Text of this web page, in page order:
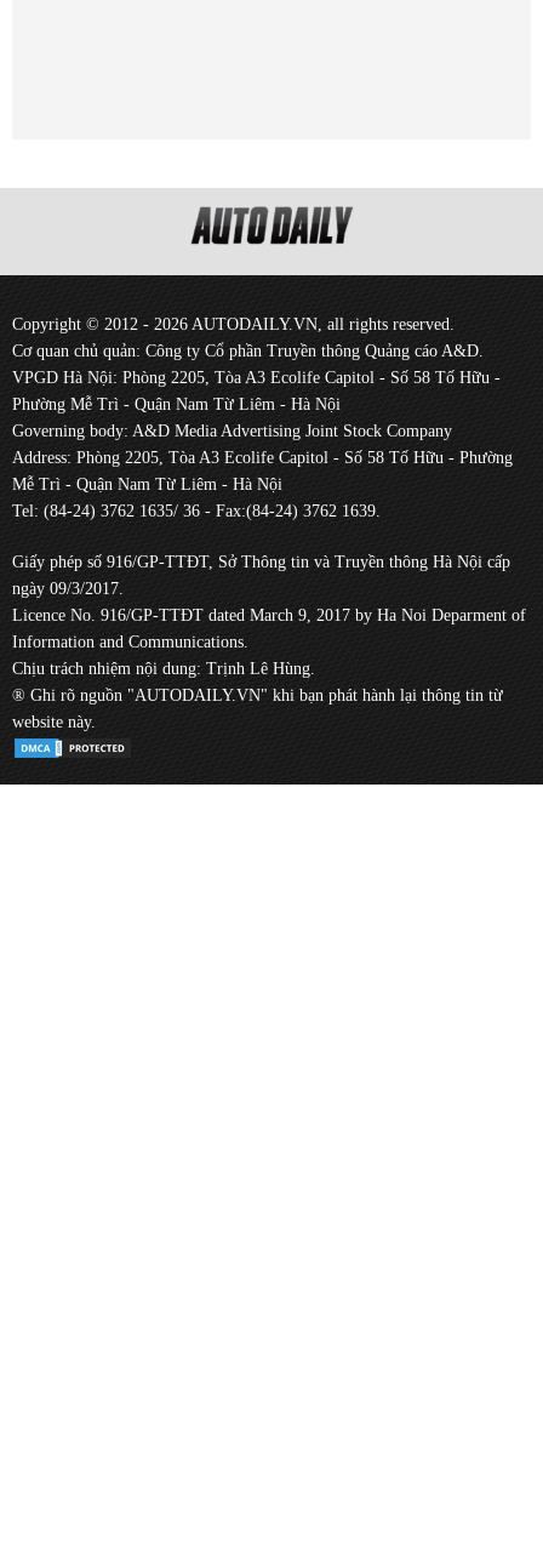
Copyright © 2012 - 2026 AUTODAILY.VN, all rights reserved.
Cơ quan chủ quản: Công ty Cổ phần Truyền thông Quảng cáo A&D.
VPGD Hà Nội: Phòng 2205, Tòa A3 Ecolife Capitol - Số 58 Tố Hữu -
Phường Mễ Trì - Quận Nam Từ Liêm - Hà Nội
Governing body: A&D Media Advertising Joint Stock Company
Address: Phòng 2205, Tòa A3 Ecolife Capitol - Số 58 Tố Hữu - Phường
Mễ Trì - Quận Nam Từ Liêm - Hà Nội
Tel: (84-24) 3762 1635/ 36 - Fax:(84-24) 3762 1639.
Giấy phép số 916/GP-TTĐT, Sở Thông tin và Truyền thông Hà Nội cấp
ngày 09/3/2017.
Licence No. 916/GP-TTĐT dated March 9, 2017 by Ha Noi Deparment of
Information and Communications.
Chịu trách nhiệm nội dung: Trịnh Lê Hùng.
® Ghi rõ nguồn "AUTODAILY.VN" khi bạn phát hành lại thông tin từ
website này.